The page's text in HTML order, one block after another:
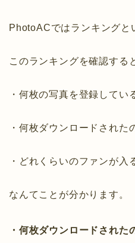
PhotoACではランキングと
このランキングを確認する
・何枚の写真を登録してい
・何枚ダウンロードされた
・どれくらいのファンが入
なんてことが分かります。
・何枚ダウンロードされた